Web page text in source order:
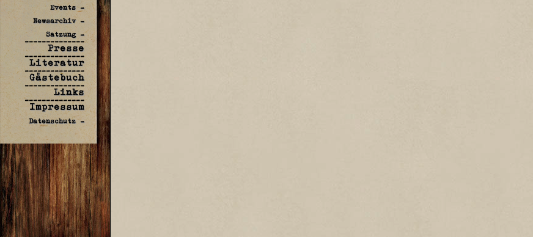
Events -
Newsarchiv -
Satzung -
--------------
Presse
--------------
Literatur
--------------
Gästebuch
--------------
Links
--------------
Impressum
Datenschutz -